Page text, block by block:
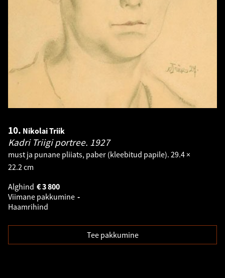
10. Nikolai Triik
Kadri Triigi portree. 1927
must ja punane pliiats, paber (kleebitud papile). 29.4 ×
22.2 cm
Alghind
3 800
€
Viimane pakkumine -
Haamrihind
Tee pakkumine